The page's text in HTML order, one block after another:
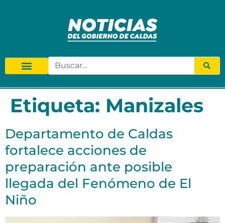
Etiqueta: Manizales
Departamento de Caldas
fortalece acciones de
preparación ante posible
llegada del Fenómeno de El
Niño